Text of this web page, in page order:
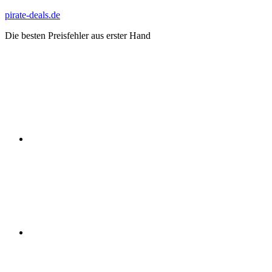
Zum
springen
pirate-deals.de
Die besten Preisfehler aus erster Hand